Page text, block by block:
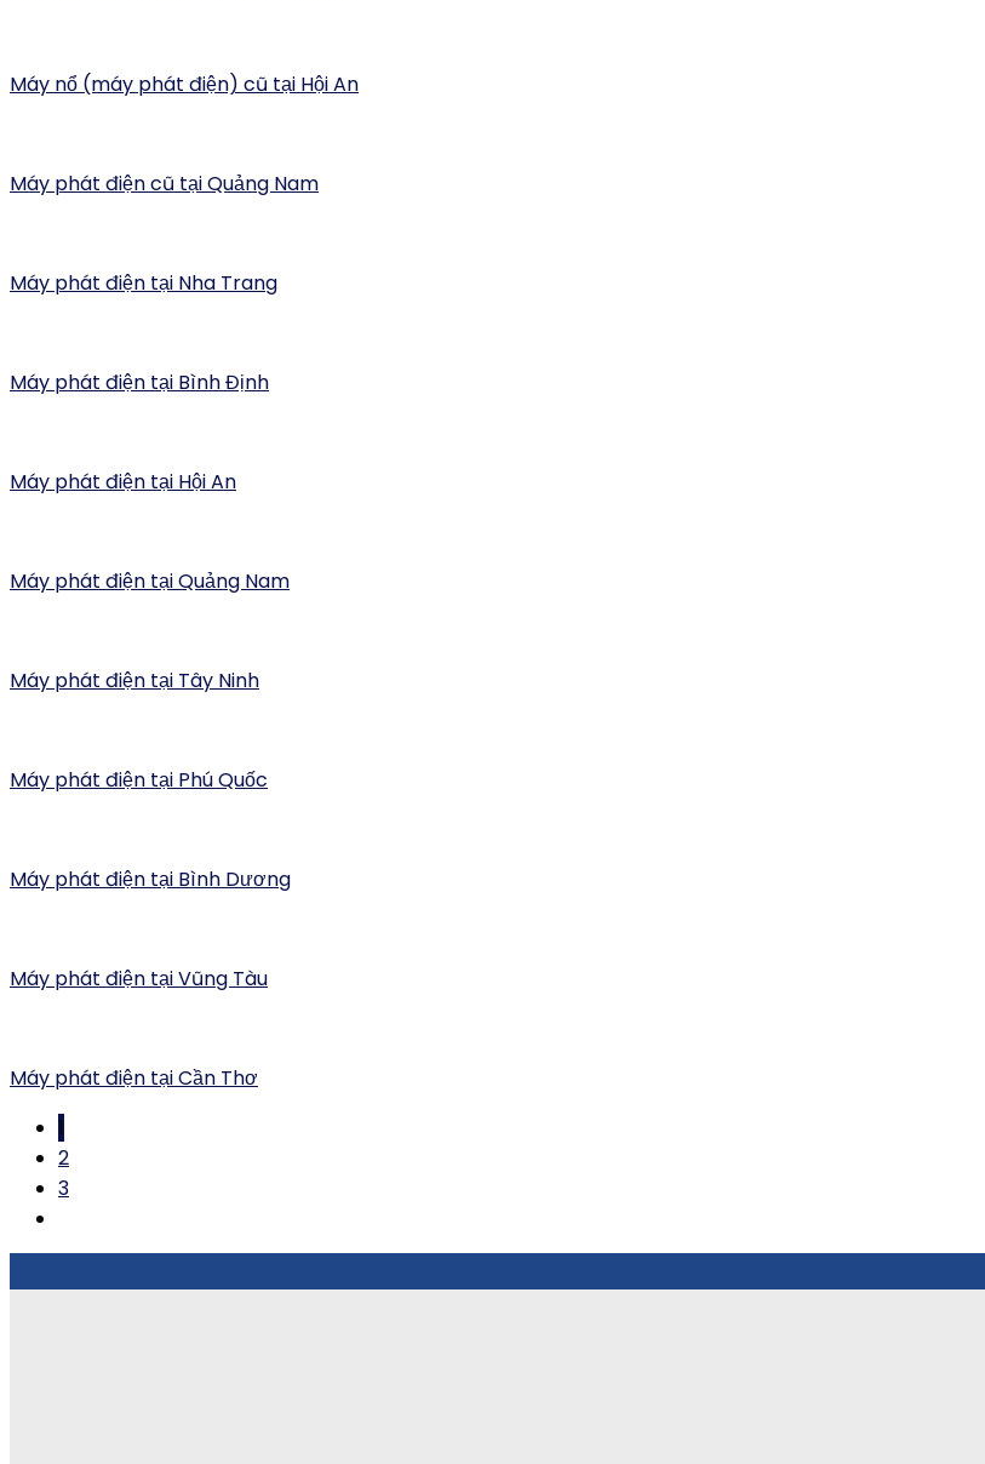
Máy nổ (máy phát điện) cũ tại Hội An
Máy phát điện cũ tại Quảng Nam
Máy phát điện tại Nha Trang
Máy phát điện tại Bình Định
Máy phát điện tại Hội An
Máy phát điện tại Quảng Nam
Máy phát điện tại Tây Ninh
Máy phát điện tại Phú Quốc
Máy phát điện tại Bình Dương
Máy phát điện tại Vũng Tàu
Máy phát điện tại Cần Thơ
1
2
3